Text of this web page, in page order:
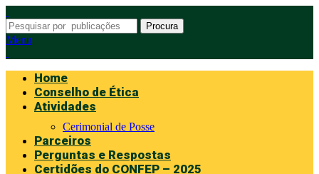
Procura
Menu
Home
Conselho de Ética
Atividades
Cerimonial de Posse
Parceiros
Perguntas e Respostas
Certidões do CONFEP – 2025